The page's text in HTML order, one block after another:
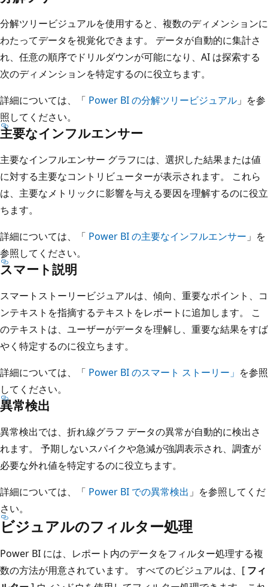
分解ツリービジュアルを使用すると、複数のディメンションに
わたってデータを視覚化できます。 データが自動的に集計さ
れ、任意の順序でドリルダウンが可能になり、AI は探索する
次のディメンションを特定するのに役立ちます。
詳細については、「 Power BI の分解ツリービジュアル 」を参
照してください。
主要なインフルエンサー
主要なインフルエンサー グラフには、選択した結果または値
に対する主要なコントリビューターが表示されます。 これら
は、主要なメトリックに影響を与える要因を理解するのに役立
ちます。
詳細については、「 Power BI の主要なインフルエンサー 」を
参照してください。
スマート説明
スマートストーリービジュアルは、傾向、重要なポイント、コ
ンテキストを指摘するテキストをレポートに追加します。 こ
のテキストは、ユーザーがデータを理解し、重要な結果をすば
やく特定するのに役立ちます。
詳細については、「 Power BI のスマート ストーリー」 を参照
してください。
異常検出
異常検出では、折れ線グラフ データの異常が自動的に検出さ
れます。 予期しないスパイクや急減が強調表示され、調査が
必要な外れ値を特定するのに役立ちます。
詳細については、「 Power BI での異常検出 」を参照してくだ
さい。
ビジュアルのフィルター処理
Power BI には、レポート内のデータをフィルター処理する複
数の方法が用意されています。 すべてのビジュアルは、[ フィ